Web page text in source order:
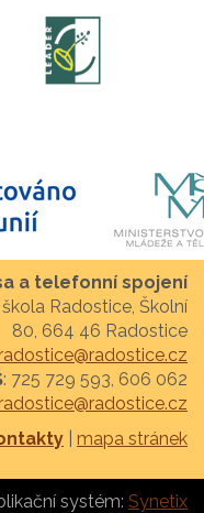
a telefonní spojení
Radostice, Školní
80, 664 46 Radostice
: 725 729 593, 606 062
mapa stránek
systém: Synetix